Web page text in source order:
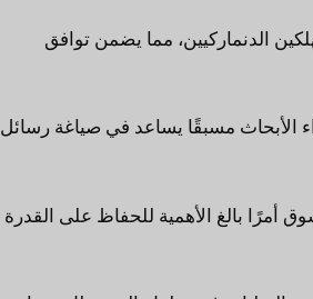
الدنماركيين، مما يضمن توافق
الأبحاث مسبقًا يساعد في صياغة رسائل
أمرًا بالغ الأهمية للحفاظ على القدرة